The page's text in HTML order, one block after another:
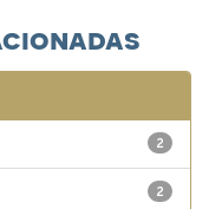
2
2